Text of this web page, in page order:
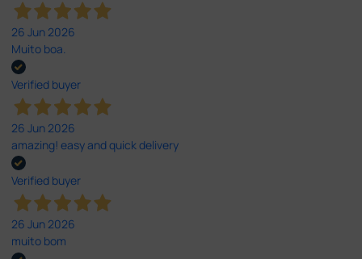
26 Jun 2026
Muito boa.
Verified buyer
26 Jun 2026
amazing! easy and quick delivery
Verified buyer
26 Jun 2026
muito bom